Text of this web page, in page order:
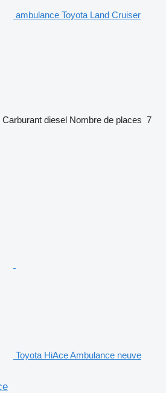
ambulance Toyota Land Cruiser
Carburant diesel Nombre de places 7
Toyota HiAce Ambulance neuve